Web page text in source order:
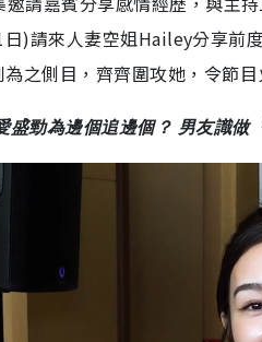
)請來人妻空姐Hailey分享前
之側目，齊齊圍攻她，令節目
盛勁為邊個追邊個？ 男友識做